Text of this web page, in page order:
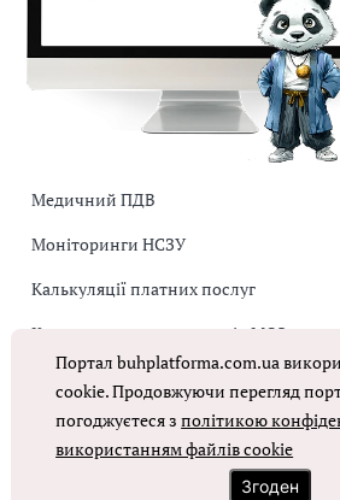
Медичний ПДВ
Моніторинги НСЗУ
Калькуляції платних послуг
Коригувальна накладна від МОЗ
Оплата праці в КНП
ОТРИМАТИ
Портал buhplatforma.com.ua
cookie. Продовжуючи перегляд
погоджуєтеся зполітикою
використанням файлів cookie
Згоден